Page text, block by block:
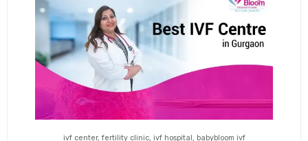
ivf center, fertility clinic, ivf hospital, babybloom ivf